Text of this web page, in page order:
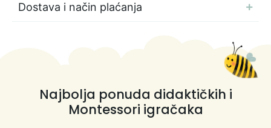
Dostava i način plaćanja
Najbolja ponuda didaktičkih i
Montessori igračaka